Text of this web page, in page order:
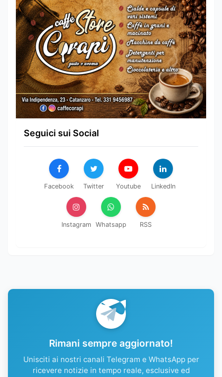
Seguici sui Social
Facebook Twitter Youtube LinkedIn
Instagram Whatsapp RSS
Rimani sempre aggiornato!
Unisciti ai nostri canali Telegram e WhatsApp per
ricevere notizie in tempo reale, esclusive ed